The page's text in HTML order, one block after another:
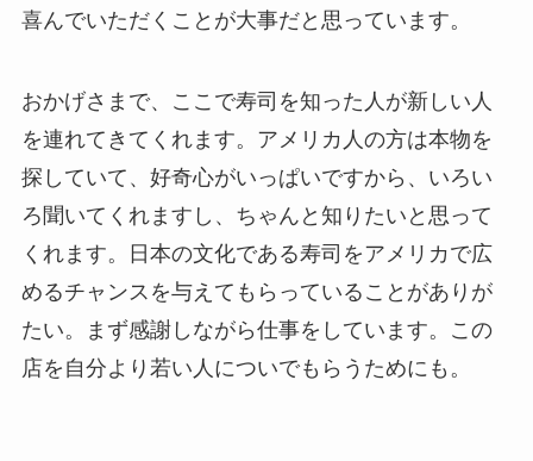
喜んでいただくことが大事だと思っています。
おかげさまで、ここで寿司を知った人が新しい人
を連れてきてくれます。アメリカ人の方は本物を
探していて、好奇心がいっぱいですから、いろい
ろ聞いてくれますし、ちゃんと知りたいと思って
くれます。日本の文化である寿司をアメリカで広
めるチャンスを与えてもらっていることがありが
たい。まず感謝しながら仕事をしています。この
店を自分より若い人についでもらうためにも。